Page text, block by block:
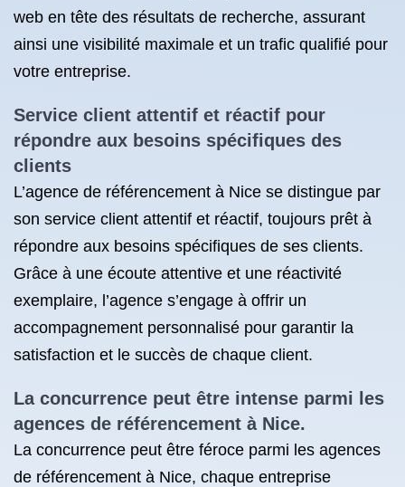
web en tête des résultats de recherche, assurant
ainsi une visibilité maximale et un trafic qualifié pour
votre entreprise.
Service client attentif et réactif pour
répondre aux besoins spécifiques des
clients
L’agence de référencement à Nice se distingue par
son service client attentif et réactif, toujours prêt à
répondre aux besoins spécifiques de ses clients.
Grâce à une écoute attentive et une réactivité
exemplaire, l’agence s’engage à offrir un
accompagnement personnalisé pour garantir la
satisfaction et le succès de chaque client.
La concurrence peut être intense parmi les
agences de référencement à Nice.
La concurrence peut être féroce parmi les agences
de référencement à Nice, chaque entreprise